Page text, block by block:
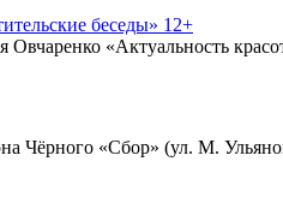
беседы» 12+
Овчаренко «Актуальность
Чёрного «Сбор» (ул. М.